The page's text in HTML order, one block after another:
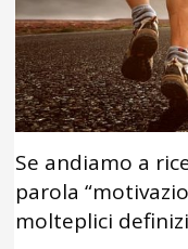
Se andiamo a
parola
molteplici